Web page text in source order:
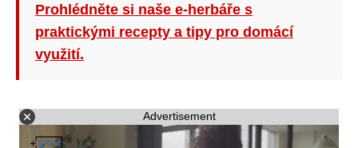
Prohlédněte si naše e-herbáře s
praktickými recepty a tipy pro domácí
využití.
Advertisement